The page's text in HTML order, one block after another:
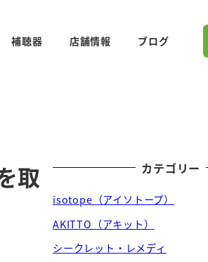
補聴器 店舗情報 ブログ
取 カテゴリー
isotope（アイソトープ）
AKITTO（アキット）
シークレット・レメディ